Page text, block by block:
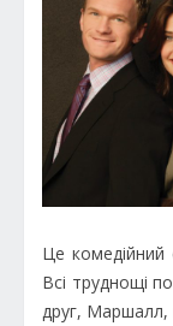
Це комедійний
Всі труднощі
друг, Маршалл,